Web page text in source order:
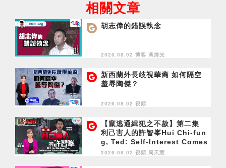
相關文章
胡志偉的錯誤執念
2026.08.02 博客 馮煒光
新西蘭外長歧視華裔 如何隔空
羞辱陶傑？
2026.08.02 視頻
【竄逃通緝犯之不赦】第二集
利己害人的許智峯Hui Chi-fun
g, Ted: Self-Interest Comes
at Others' Expense
2026.08.02 視頻 周天慧